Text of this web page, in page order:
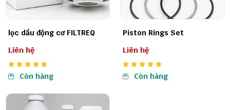
lọc dầu động cơ FILTREQ
Liên hệ
Còn hàng
Piston Rings Set
Liên hệ
Còn hàng